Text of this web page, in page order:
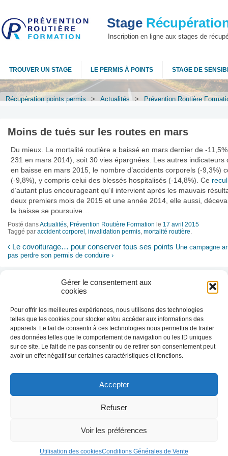
Nous utilisons des cookies afin de réaliser
J'ai compris
Gérer le consentement aux
cookies
Pour offrir les meilleures expériences, nous utilisons des technologies
telles que les cookies pour stocker et/ou accéder aux informations des
appareils. Le fait de consentir à ces technologies nous permettra de traiter
des données telles que le comportement de navigation ou les ID uniques
sur ce site. Le fait de ne pas consentir ou de retirer son consentement peut
avoir un effet négatif sur certaines caractéristiques et fonctions.
Accepter
Refuser
Voir les préférences
Utilisation des cookiesConditions Générales de Vente
Stage
Inscription en ligne aux stages de
TROUVER UN STAGE LE PERMIS À POINTS STAGE DE
Récupération points permis > Actualités > Prévention Routière
Moins de tués sur les routes en mars
Du mieux. La mortalité routière a baissé en mars dernier de -
231 en mars 2014), soit 30 vies épargnées. Les autres indicateurs
en baisse en mars 2015, le nombre d’accidents corporels (-9,3%)
(-9,8%), y compris celui des blessés hospitalisés (-14,8%). Ce
d’autant plus encourageant qu’il intervient après les mauvais
deux premiers mois de 2015 et une année 2014, elle aussi,
la baisse se poursuive…
Posté dansActualités, Prévention Routière Formation le 17 avril 2015
Taggé par accident corporel , invalidation permis, mortalité routière.
‹ Le covoiturage… pour conserver tous ses points Une campagne
pas perdre son permis de conduire ›